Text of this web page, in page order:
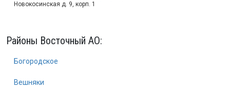
Новокосинская д. 9, корп. 1
Районы Восточный АО:
Богородское
Вешняки